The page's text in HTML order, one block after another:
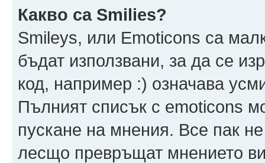
Какво са Smilies?
Smileys, или Emoticons са
бъдат използвани, за да се
код, например :) означава
Пълният списък с emoticons
пускане на мнения. Все пак
лесщо превръщат мнението